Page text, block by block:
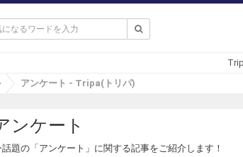
T
p
a
(
アンケート - Tripa(トリパ)
ンケート
話題の「アンケート」に関する記事をご紹介します！